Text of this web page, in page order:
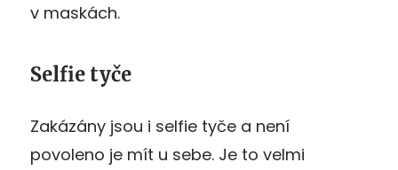
v maskách.
Selfie tyče
Zakázány jsou i selfie tyče a není
povoleno je mít u sebe. Je to velmi